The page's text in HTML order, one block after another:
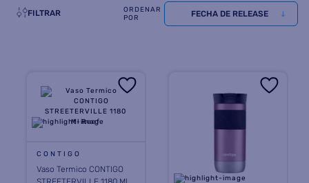
FILTRAR FECHA DE RELEASE
CONTIGO
Vaso Termico CONTIGO
8. heladera